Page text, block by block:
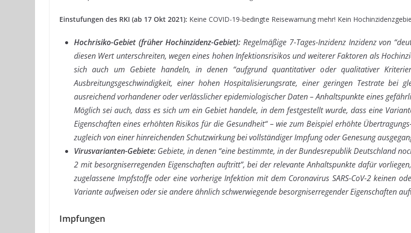
Einstufungen des RKI (ab 17 Okt 2021): Keine COVID-19-bedingte Reisewarnung mehr! Kein
Hochrisiko-Gebiet (früher Hochinzidenz-Gebiet): Regelmäßige 7-Tages-Inzidenz Inzidenz von
diesen Wert unterschreiten, wegen eines hohen Infektionsrisikos und weiterer Faktoren als
sich auch um Gebiete handeln, in denen “aufgrund quantitativer oder qualitativer
Ausbreitungsgeschwindigkeit, einer hohen Hospitalisierungsrate, einer geringen Testrate bei
ausreichend vorhandener oder verlässlicher epidemiologischer Daten – Anhaltspunkte eines
Möglich sei auch, dass es sich um ein Gebiet handele, in dem festgestellt wurde, dass eine
Eigenschaften eines erhöhten Risikos für die Gesundheit“ – wie zum Beispiel erhöhte
zugleich von einer hinreichenden Schutzwirkung bei vollständiger Impfung oder Genesung
Virusvarianten-Gebiete: Gebiete, in denen “eine bestimmte, in der Bundesrepublik Deutschland
2 mit besorgniserregenden Eigenschaften auftritt”, bei der relevante Anhaltspunkte dafür
zugelassene Impfstoffe oder eine vorherige Infektion mit dem Coronavirus SARS-CoV-2 keinen
Variante aufweisen oder sie andere ähnlich schwerwiegende besorgniserregender Eigenschaften
Impfungen